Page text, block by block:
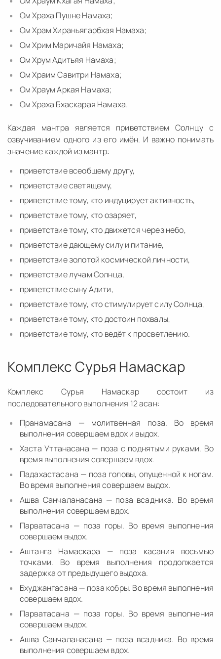
Ом Храха Пушне Намаха;
Ом Храм Хираньягарбхая Намаха;
Ом Хрим Маричайя Намаха;
Ом Хрум Адитьяя Намаха;
Ом Храим Савитри Намаха;
Ом Храум Аркая Намаха;
Ом Храха Бхаскарая Намаха.
Каждая мантра является приветствием Солнцу с
озвучиванием одного из его имён. И важно понимать
значение каждой из мантр:
приветствие всеобщему другу,
приветствие светящему,
приветствие тому, кто индуцирует активность,
приветствие тому, кто озаряет,
приветствие тому, кто движется через небо,
приветствие дающему силу и питание,
приветствие золотой космической личности,
приветствие лучам Солнца,
приветствие сыну Адити,
приветствие тому, кто стимулирует силу Солнца,
приветствие тому, кто достоин похвалы,
приветствие тому, кто ведёт к просветлению.
Комплекс Сурья Намаскар
Комплекс Сурья Намаскар состоит из
последовательного выполнения 12 асан:
Пранамасана — молитвенная поза. Во время
выполнения совершаем вдох и выдох.
Хаста Уттанасана — поза с поднятыми руками. Во
время выполнения совершаем вдох.
Падахастасана — поза головы, опущенной к ногам.
Во время выполнения совершаем выдох.
Ашва Санчаланасана — поза всадника. Во время
выполнения совершаем вдох.
Парватасана — поза горы. Во время выполнения
совершаем выдох.
Аштанга Намаскара — поза касания восьмью
точками. Во время выполнения продолжается
задержка от предыдущего выдоха.
Бхуджангасана — поза кобры. Во время выполнения
совершаем вдох.
Парватасана — поза горы. Во время выполнения
совершаем выдох.
Ашва Санчаланасана — поза всадника. Во время
выполнения совершаем вдох.